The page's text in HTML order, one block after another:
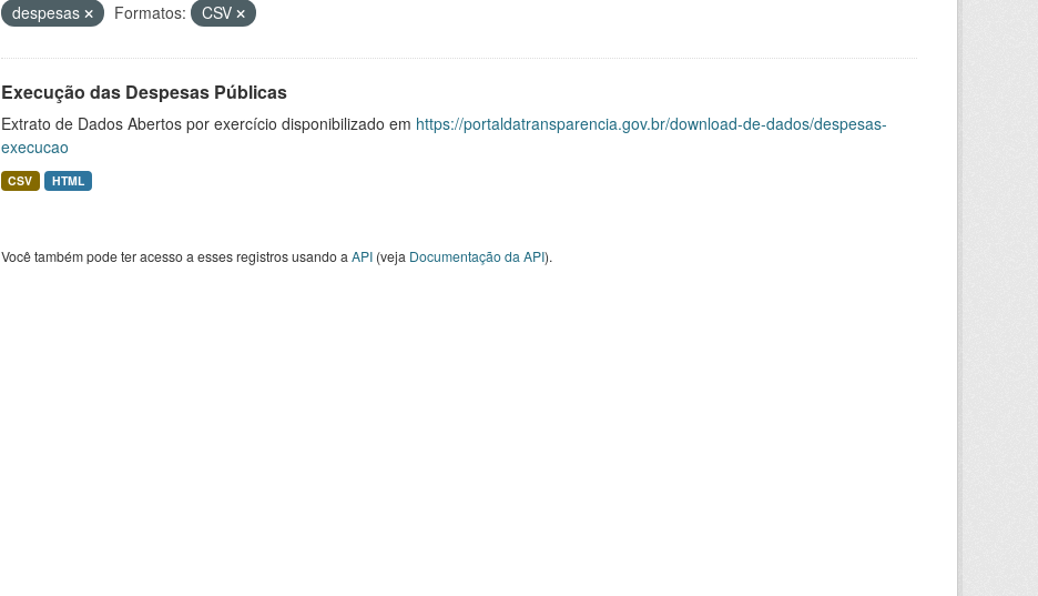
despesas
Formatos: CSV
Execução das Despesas Públicas
Extrato de Dados Abertos por exercício disponibilizado em https://portaldatransparencia.gov.br/download-de-dados/despesas-
execucao
CSV HTML
Você também pode ter acesso a esses registros usando a API(veja Documentação da API).